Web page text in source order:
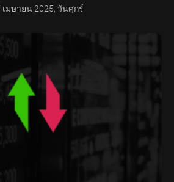
เมษายน 2025, วันศุกร์